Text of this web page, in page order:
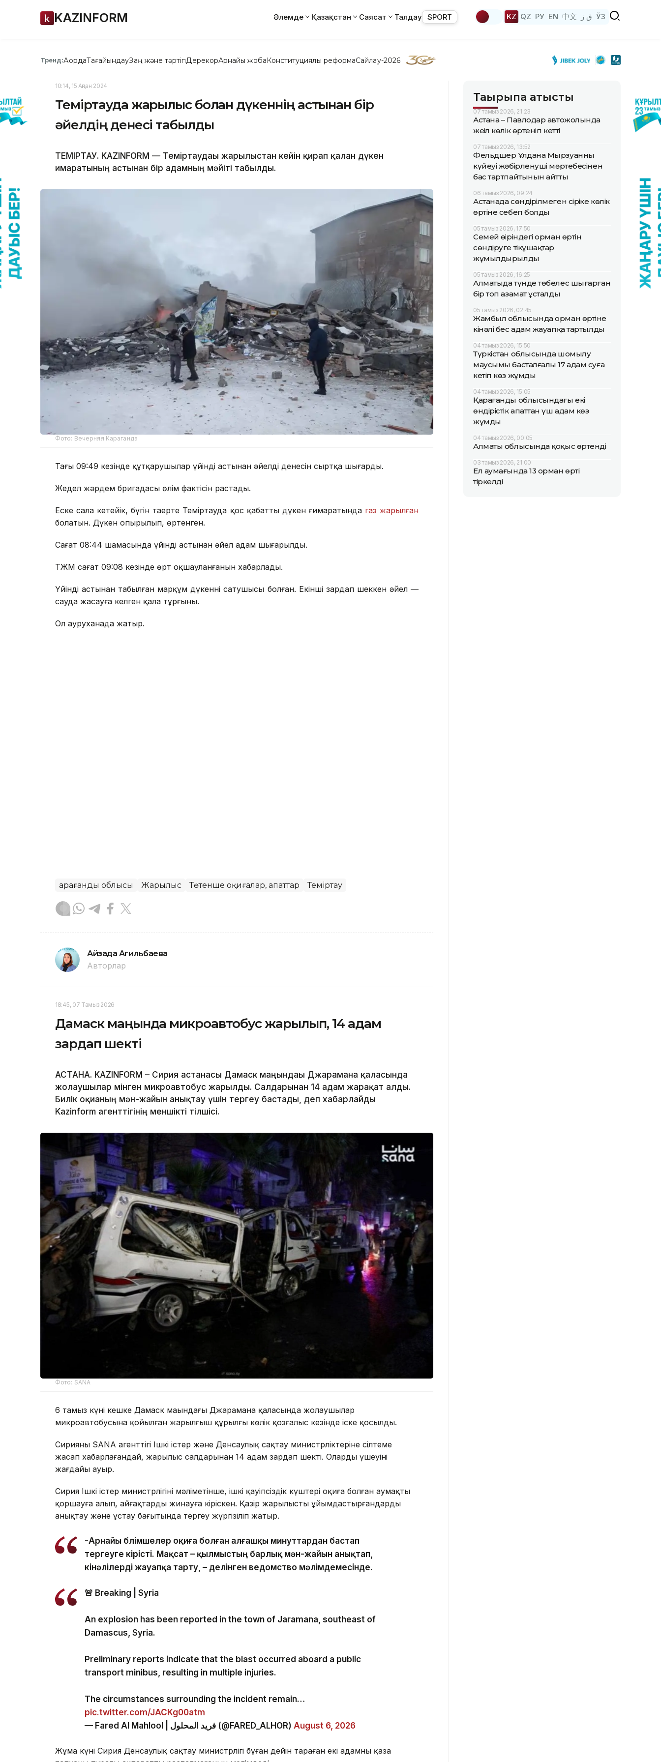
KAZINFORM Әлемде Қазақстан Саясат Талдау SPORT KZ QZ РУ EN 中文 ق ز ЎЗ
Тренд:АқордаТағайындауЗаң және тәртіпДерекқорАрнайы жобаКонституциялық реформаСайлау-2026
10:14, 15 Ақпан 2024
Теміртауда жарылыс болған дүкеннің астынан бір
әйелдің денесі табылды
ТЕМІРТАУ. KAZINFORM — Теміртаудағы жарылыстан кейін қирап қалған дүкен
ғимаратының астынан бір адамның мәйіті табылды.
Фото: Вечерняя Караганда
Таңғы 09:49 кезінде құтқарушылар үйінді астынан әйелдің денесін сыртқа шығарды.
Жедел жәрдем бригадасы өлім фактісін растады.
Еске сала кетейік, бүгін таңертең Теміртауда қос қабатты дүкен ғимаратында газ жарылған
болатын. Дүкен опырылып, өртенген.
Сағат 08:44 шамасында үйінді астынан әйел адам шығарылды.
ТЖМ сағат 09:08 кезінде өрт оқшауланғанын хабарлады.
Үйінді астынан табылған марқұм дүкеннің сатушысы болған. Екінші зардап шеккен әйел —
сауда жасауға келген қала тұрғыны.
Ол ауруханада жатыр.
Қарағанды облысы Жарылыс Төтенше оқиғалар, апаттар Теміртау
Айзада Агильбаева
Авторлар
18:45, 07 Тамыз 2026
Дамаск маңында микроавтобус жарылып, 14 адам
зардап шекті
АСТАНА. KAZINFORM – Сирия астанасы Дамаск маңындағы Джарамана қаласында
жолаушылар мінген микроавтобус жарылды. Салдарынан 14 адам жарақат алды.
Билік оқиғаның мән-жайын анықтау үшін тергеу бастады, деп хабарлайды
Kazinform агенттігінің меншікті тілшісі.
Фото: SANA
6 тамыз күні кешке Дамаск маңындағы Джарамана қаласында жолаушылар
микроавтобусына қойылған жарылғыш құрылғы көлік қозғалыс кезінде іске қосылды.
Сирияның SANA агенттігі Ішкі істер және Денсаулық сақтау министрліктеріне сілтеме
жасап хабарлағандай, жарылыс салдарынан 14 адам зардап шекті. Олардың үшеуінің
жағдайы ауыр.
Сирия Ішкі істер министрлігінің мәліметінше, ішкі қауіпсіздік күштері оқиға болған аумақты
қоршауға алып, айғақтарды жинауға кіріскен. Қазір жарылысты ұйымдастырғандарды
анықтау және ұстау бағытында тергеу жүргізіліп жатыр.
-Арнайы бөлімшелер оқиға болған алғашқы минуттардан бастап
тергеуге кірісті. Мақсат – қылмыстың барлық мән-жайын анықтап,
кінәлілерді жауапқа тарту, – делінген ведомство мәлімдемесінде.
🚨 Breaking | Syria
An explosion has been reported in the town of Jaramana, southeast of
Damascus, Syria.
Preliminary reports indicate that the blast occurred aboard a public
transport minibus, resulting in multiple injuries.
The circumstances surrounding the incident remain…
pic.twitter.com/JACKg00atm
— Fared Al Mahlool | فريد المحلول (@FARED_ALHOR) August 6, 2026
Жұма күні Сирия Денсаулық сақтау министрлігі бұған дейін тараған екі адамның қаза
Тақырыпқа қатысты
07 тамыз 2026, 21:23
Астана – Павлодар автожолында
жеңіл көлік өртеніп кетті
07 тамыз 2026, 13:52
Фельдшер Ұлдана Мырзуанның
күйеуі жәбірленуші мәртебесінен
бас тартпайтынын айтты
06 тамыз 2026, 09:24
Астанада сөндірілмеген сіріңке көлік
өртіне себеп болды
05 тамыз 2026, 17:50
Семей өңіріндегі орман өртін
сөндіруге тікұшақтар
жұмылдырылды
05 тамыз 2026, 16:25
Алматыда түнде төбелес шығарған
бір топ азамат ұсталды
05 тамыз 2026, 02:45
Жамбыл облысында орман өртіне
кінәлі бес адам жауапқа тартылды
04 тамыз 2026, 15:50
Түркістан облысында шомылу
маусымы басталғалы 17 адам суға
кетіп көз жұмды
04 тамыз 2026, 15:05
Қарағанды облысындағы екі
өндірістік апаттан үш адам көз
жұмды
04 тамыз 2026, 00:05
Алматы облысында қоқыс өртенді
03 тамыз 2026, 21:00
Ел аумағында 13 орман өрті
тіркелді